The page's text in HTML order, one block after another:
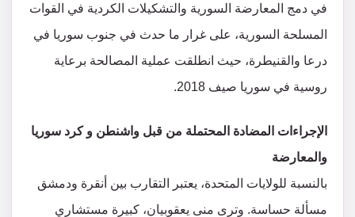
في دمج المعارضة السورية والتشكيلات الكردية في القوات
المسلحة السورية، على غرار ما حدث في جنوب سوريا في
درعا والقنيطرة، حيث انطلقت عملية المصالحة برعاية
روسية في سوريا صيف 2018.
الإجراءات المضادة المحتملة من قبل واشنطن و كرد سوريا
والمعارضة
بالنسبة للولايات المتحدة، يعتبر التقارب بين أنقرة ودمشق
مسألة حساسة. وترى منى يعقوبيان، كبيرة مستشاري